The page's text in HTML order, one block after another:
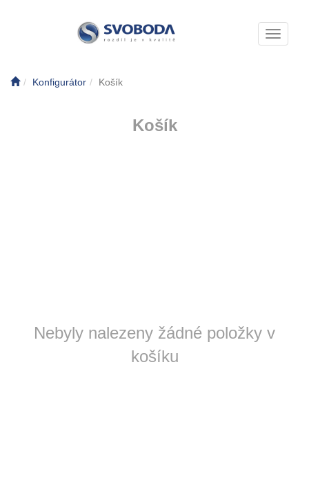
Toggle
Konfigurátor Košík
Košík
Nebyly nalezeny žádné položky v
košíku